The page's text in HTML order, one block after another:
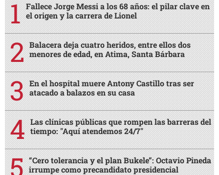
Fallece Jorge Messi a los 68 años: el pilar clave en
el origen y la carrera de Lionel
Balacera deja cuatro heridos, entre ellos dos
menores de edad, en Atima, Santa Bárbara
En el hospital muere Antony Castillo tras ser
atacado a balazos en su casa
Las clínicas públicas que rompen las barreras del
tiempo: "Aquí atendemos 24/7"
“Cero tolerancia y el plan Bukele”: Octavio Pineda
irrumpe como precandidato presidencial